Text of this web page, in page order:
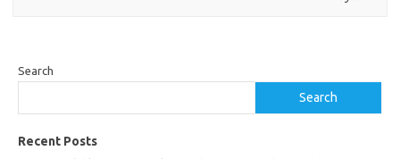
Search
Search
Recent Posts